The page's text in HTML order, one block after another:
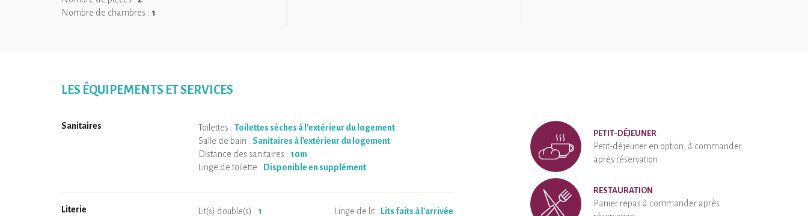
Nombre de chambres : 1
LES ÉQUIPEMENTS ET SERVICES
Sanitaires Toilettes : Toilettes sèches à l’extérieur du logement
Salle de bain : Sanitaires à l'extérieur du logement
Distance des sanitaires : 10m
Linge de toilette : Disponible en supplément
Literie Lit(s) double(s) : 1 Linge de lit : Lits faits à l'arrivée
PETIT-DÉJEUNER
Petit-déjeuner en option, à commander
après réservation
RESTAURATION
Panier repas à commander après